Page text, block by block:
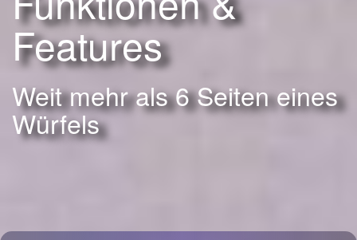
Features
Weit mehr als 6 Seiten eines
Würfels